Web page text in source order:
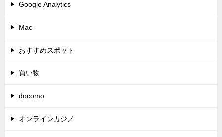
Google Analytics
Mac
おすすめスポット
買い物
docomo
オンラインカジノ